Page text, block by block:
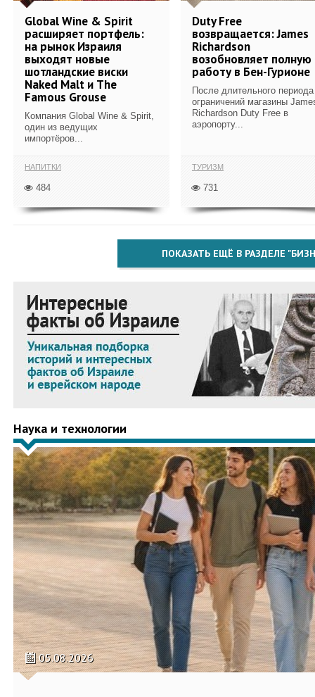
Global Wine & Spirit
расширяет портфель:
на рынок Израиля
выходят новые
шотландские виски
Naked Malt и The
Famous Grouse
Компания Global Wine & Spirit,
один из ведущих
импортёров...
НАПИТКИ
484
Duty Free
возвращается: James
Richardson
возобновляет полную
работу в Бен-Гурионе
После длительного периода
ограничений магазины
Richardson Duty Free в
аэропорту...
ТУРИЗМ
731
ПОКАЗАТЬ ЕЩЁ В РАЗДЕЛЕ
Наука и технологии
05.08.2026